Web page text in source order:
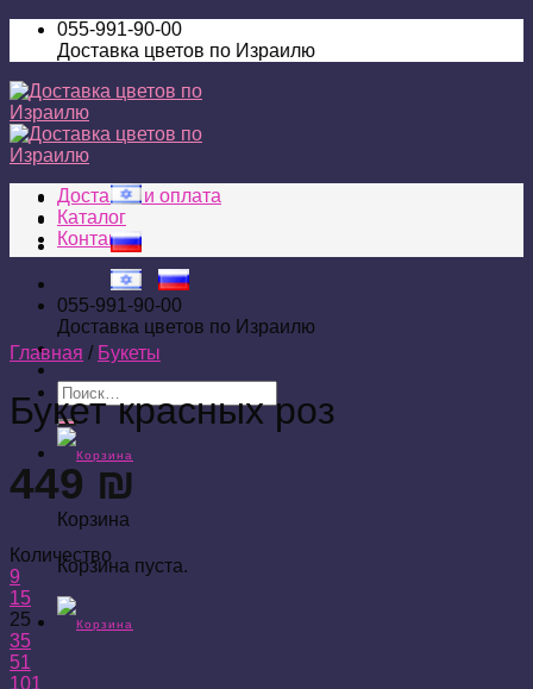
055-991-90-00
Доставка цветов по Израилю
Доставка и оплата
Каталог
Контакты
055-991-90-00
Доставка цветов по Израилю
Искать:
Корзина
Корзина пуста.
Главная / Букеты
Букет красных роз
449 ₪
Количество
9
15
25
35
51
101